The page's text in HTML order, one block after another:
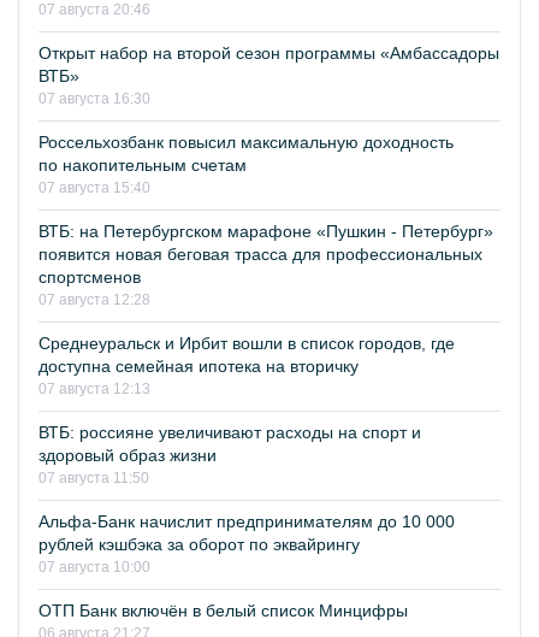
07 августа 20:46
Открыт набор на второй сезон программы «Амбассадоры
ВТБ»
07 августа 16:30
Россельхозбанк повысил максимальную доходность
по накопительным счетам
07 августа 15:40
ВТБ: на Петербургском марафоне «Пушкин - Петербург»
появится новая беговая трасса для профессиональных
спортсменов
07 августа 12:28
Среднеуральск и Ирбит вошли в список городов, где
доступна семейная ипотека на вторичку
07 августа 12:13
ВТБ: россияне увеличивают расходы на спорт и
здоровый образ жизни
07 августа 11:50
Альфа-Банк начислит предпринимателям до 10 000
рублей кэшбэка за оборот по эквайрингу
07 августа 10:00
ОТП Банк включён в белый список Минцифры
06 августа 21:27